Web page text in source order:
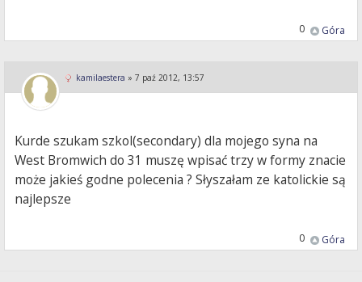
Góra
0
kamilaestera » 7 paź 2012, 13:57
Kurde szukam szkol(secondary) dla mojego syna na
West Bromwich do 31 muszę wpisać trzy w formy znacie
może jakieś godne polecenia ? Słyszałam ze katolickie są
najlepsze
Góra
0